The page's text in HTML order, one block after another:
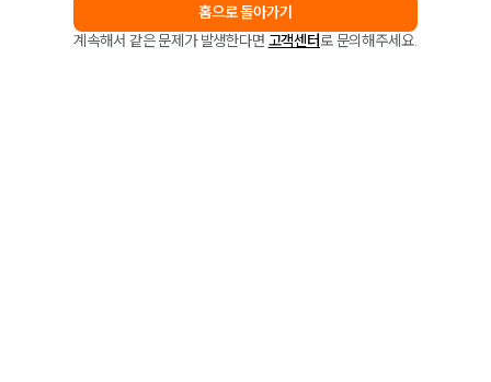
홈으로 돌아가기
계속해서 같은 문제가 발생한다면 고객센터로 문의해주세요.